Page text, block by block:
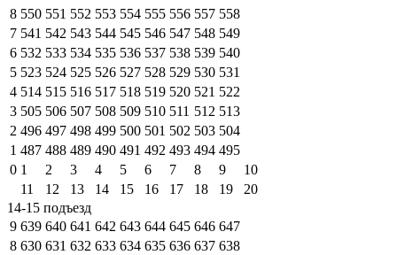
8 550 551 552 553 554 555 556 557 558
7 541 542 543 544 545 546 547 548 549
6 532 533 534 535 536 537 538 539 540
5 523 524 525 526 527 528 529 530 531
4 514 515 516 517 518 519 520 521 522
3 505 506 507 508 509 510 511 512 513
2 496 497 498 499 500 501 502 503 504
1 487 488 489 490 491 492 493 494 495
0 1 2 3 4 5 6 7 8 9
10
11
12 13 14 15 16 17 18 19
20
14-15 подъезд
9 639 640 641 642 643 644 645 646 647
8 630 631 632 633 634 635 636 637 638